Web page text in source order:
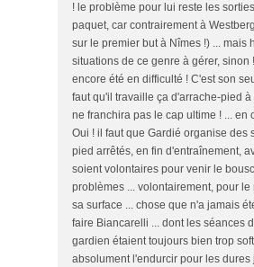
! le problème pour lui reste les
paquet, car contrairement à
sur le premier but à Nîmes !) ... mais
situations de ce genre à gérer, sinon
encore été en difficulté ! C'est son
faut qu'il travaille ça d'arrache-pied à
ne franchira pas le cap ultime ! ... en
Oui ! il faut que Gardié organise des
pied arrêtés, en fin d'entraînement,
soient volontaires pour venir le
problèmes ... volontairement, pour
sa surface ... chose que n'a jamais
faire Biancarelli ... dont les séances
gardien étaient toujours bien trop
absolument l'endurcir pour les dures